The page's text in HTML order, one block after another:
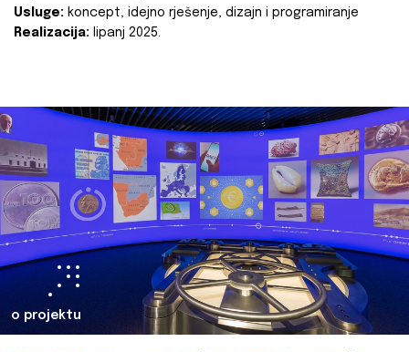
Usluge: koncept, idejno rješenje, dizajn i programiranje
Realizacija: lipanj 2025.
o projektu